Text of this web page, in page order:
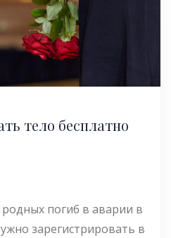
тело бесплатно
погиб в аварии в
зарегистрировать в